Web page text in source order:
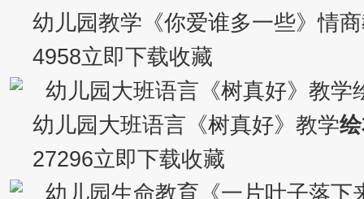
幼儿园教学《你爱谁多一些》情
4958立即下载收藏
幼儿园大班语言《树真好》教学
27296立即下载收藏